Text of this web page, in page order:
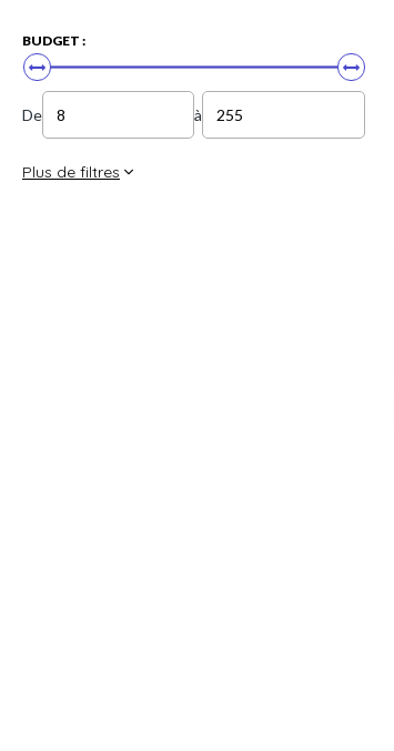
BUDGET :
De à
Plus de filtres